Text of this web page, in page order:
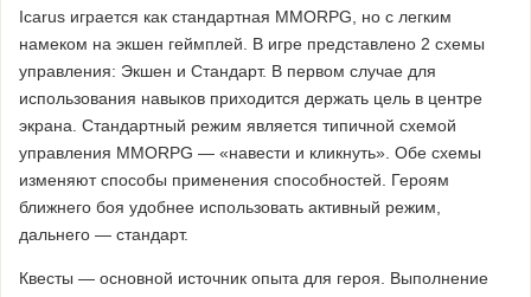
Icarus играется как стандартная MMORPG, но с легким
намеком на экшен геймплей. В игре представлено 2 схемы
управления: Экшен и Стандарт. В первом случае для
использования навыков приходится держать цель в центре
экрана. Стандартный режим является типичной схемой
управления MMORPG — «навести и кликнуть». Обе схемы
изменяют способы применения способностей. Героям
ближнего боя удобнее использовать активный режим,
дальнего — стандарт.
Квесты — основной источник опыта для героя. Выполнение